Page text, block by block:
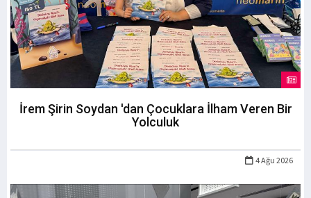
İrem Şirin Soydan 'dan Çocuklara İlham Veren Bir
Yolculuk
4 Ağu 2026